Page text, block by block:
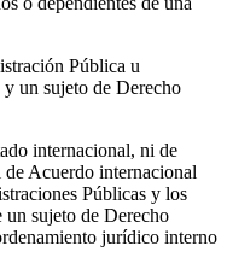
Pública u
un sujeto de Derecho
internacional, ni de
Acuerdo internacional
Públicas y los
un sujeto de Derecho
jurídico interno